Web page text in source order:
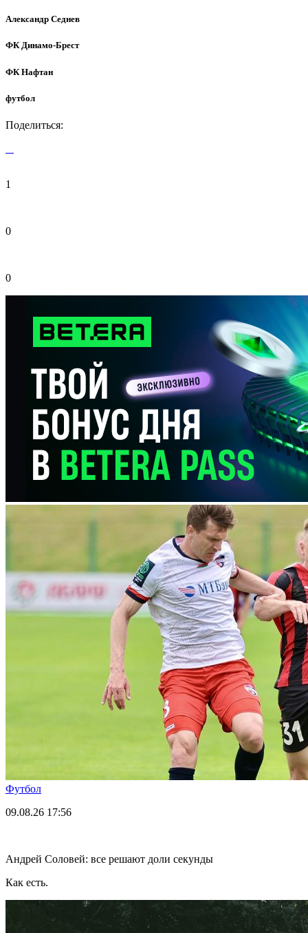
Александр Седнев
ФК Динамо-Брест
ФК Нафтан
футбол
Поделиться:
1
0
0
Футбол
09.08.26 17:56
Андрей Соловей: все решают доли секунды
Как есть.